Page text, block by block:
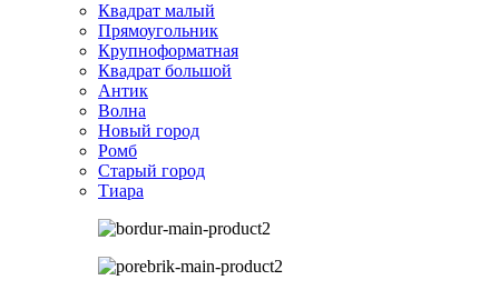
Квадрат малый
Прямоугольник
Крупноформатная
Квадрат большой
Антик
Волна
Новый город
Ромб
Старый город
Тиара